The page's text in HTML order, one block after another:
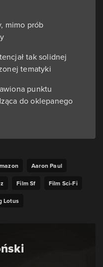
mimo prób
tak solidnej
tematyki
punktu
do oklepanego
Aaron Paul
Film Sf
Film Sci-Fi
Lotus